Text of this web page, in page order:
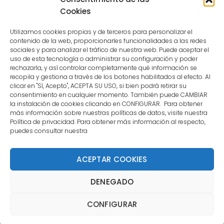
Cookies
Utilizamos cookies propias y de terceros para personalizar el
contenido de la web, proporcionarles funcionalidades a las redes
sociales y para analizar el tráfico de nuestra web. Puede aceptar el
uso de esta tecnología o administrar su configuración y poder
rechazarla, y así controlar completamente qué información se
recopila y gestiona a través de los botones habilitados al efecto. Al
clicar en "Sí, Acepto", ACEPTA SU USO, si bien podrá retirar su
consentimiento en cualquier momento. También puede CAMBIAR
la instalación de cookies clicando en CONFIGURAR. Para obtener
más información sobre nuestras políticas de datos, visite nuestra
Política de privacidad. Para obtener más información al respecto,
puedes consultar nuestra
ACEPTAR COOKIES
DENEGADO
CONFIGURAR
CONTACTO
MENÚ PRINCIPAL
MI CUENTA
DOCUMENTACIÓN
reservados. | La Mejor Tienda de Dardos y Dianas de